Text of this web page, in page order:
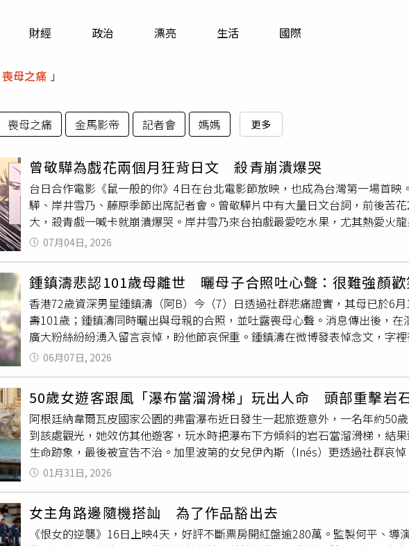
運勢
財經 政治 漂亮 生活 國際
喪母之痛 」
喪母之痛 金馬影帝 記者會 媽媽 更多
曾敬驊為戲花兩個月狂背日文 殺青崩潰爆哭
台日合作電影《鼠一般的你》4日在台北電影節放映，也成為台灣第一場首
驊、岸井雪乃、藤原季節出席記者會。曾敬驊片中有大量日文台詞，前後苦
大，殺青戲一喊卡就崩潰爆哭。岸井雪乃來台拍戲最愛吃水果，尤其熱愛火
來台灣！」台日合拍《鼠一般的你》改編自吉本芭娜娜《手套與憐憫》中同
驊、岸井雪乃、藤原季節與製片阿部豪合體出席台北電影節記者會。（圖／
台日兩地、關於失落與救贖的故事。曾敬驊飾演一名長年壓抑自我情感的青年
往台灣散心的女子，兩人在命運安排下相遇，逐漸從彼此身上找回面對傷痛
間若即若離的情感連結，談到改編的重點，導演真壁幸紀表示：「小說當中
大，特別著重聲音和音樂的部分，延伸擴張出去。」曾敬驊在片中有大量日
大，殺青戲一喊卡就崩潰爆哭。（圖／台北電影節）談起選角原因，導演大
員；岸井雪乃則是很優秀，演技幅度寬廣。由於一開始曾敬驊對日文演出相
答應接演，花了2個月苦練日文，「因為我從零學起，後來發現來不及，只
陪我練習劇本，那陣子從早上8點到天黑都在讀日文。」他回憶殺青日當天的
到耳朵，導演一度問他要不要戴著耳機邊聽邊演，「我當下演員魂出來，不
太久，我跟導演說我體力消耗完了，也沒意志力了，我記得導演告訴我，我
感動。」曾敬驊笑說那天拍完聽到導演一喊OK就整個人大爆哭，是個難忘回
喜歡台灣的水果，這次再度訪台，有很多粉絲接機，覺得相當驚喜。（圖／
作，雖然語言上需要克服一些隔閡，但劇組之間的默契很快建立起來，讓她
7、8次，最喜歡台灣的水果，這次再度訪台，有很多粉絲接機，覺得相當驚
「他就像太陽一樣，閃閃發亮，非常耀眼，讓我覺得很安心。」雖然兩人都
和肢體交流，依舊能大大感受到對方的魅力。藤原片中飾演樂團團員，私下
深刻：「我們拍攝的時候就很熱，今天也超熱！真的感受到南方島嶼的環境
07月04日, 2026
鍾鎮濤悲認101歲母離世 曬母子合照吐心聲：很難強顏歡
香港72歲資深男星鍾鎮濤（阿B）今（7）日透過社群悲痛證實，其母已於6
壽101歲；鍾鎮濤同時曬出與母親的合照，並吐露喪母心聲。消息傳出後，
廣大粉絲紛紛湧入留言哀悼，盼他節哀保重。鍾鎮濤在微博發表悼念文，字
以101歲高齡無病無災，在傳統習俗中雖屬「笑喪」，旁人也安慰他「老人
應當感到寬慰。然而，鍾鎮濤面對母子連心的骨肉深情，縱使明白母親一生
之中，試圖透過忙碌的行程與繁瑣的事務填滿生活，藉此暫時轉移注意力，
濤也承諾，未來會謹記母親的教誨，認真度過每一天，不辜負養育之恩，並
後，在演藝圈擁有好人緣的他，許多圈內好友和粉絲都湧入貼文底下留言哀
「B哥節哀順變，保重身體」、「伯母高壽圓滿，一路好走」、「B哥保重身
哥和家人保重身體，節哀」。
06月07日, 2026
50歲女遊客跟風「瀑布當溜滑梯」玩出人命 頭部重擊岩
阿根廷納韋爾瓦皮國家公園的弗雷瀑布近日發生一起旅遊意外，一名年約50
到該處觀光，她效仿其他遊客，玩水時把瀑布下方傾斜的岩石當溜滑梯，結
生命跡象，最後被宣告不治。加里波第的女兒伊內斯（Inés）更透過社群哀
導，這起死亡事故發生於當地時間26日傍晚，這時節正值當地旅遊旺季。加
雷瀑布，現場景觀美不勝收，還有不少人直接開始玩水。一些人追求刺激，
的告示，從岩壁高處溜下；加里波第決定效法他們，玩起瀑布溜滑梯，豈料
掉進水面下。加里波第的先生第一時間跳入水中救她，被救上來的加里波第
復甦術，仍無力回天。由於事發地點偏遠，僅能在天候允許下經長時間航行
01月31日, 2026
女主角路邊隨機搭訕 為了作品豁出去
《恨女的逆襲》16日上映4天，好評不斷票房開紅盤逾280萬。監製何平、